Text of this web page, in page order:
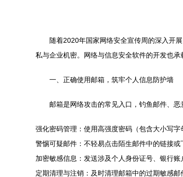
随着2020年国家网络安全宣传周的深入开
私与企业机密。网络与信息安全软件的开发也
一、正确使用邮箱，筑牢个人信息防护墙
邮箱是网络攻击的常见入口，钓鱼邮件、
强化密码管理：使用高强度密码（包含大小写
警惕可疑邮件：不轻易点击陌生邮件中的链接
加密敏感信息：发送涉及个人身份证号、银行
定期清理与注销：及时清理邮箱中的过期敏感